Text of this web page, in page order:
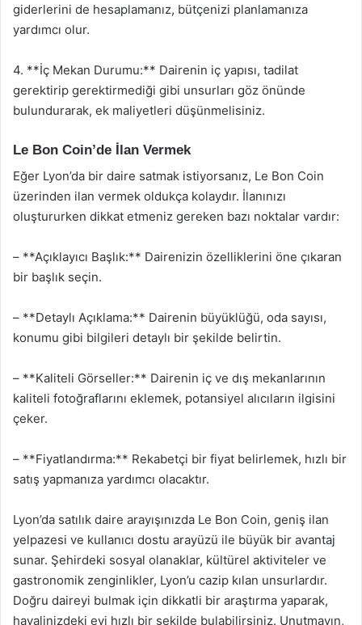
giderlerini de hesaplamanız, bütçenizi planlamanıza
yardımcı olur.
4. **İç Mekan Durumu:** Dairenin iç yapısı, tadilat
gerektirip gerektirmediği gibi unsurları göz önünde
bulundurarak, ek maliyetleri düşünmelisiniz.
Le Bon Coin’de İlan Vermek
Eğer Lyon’da bir daire satmak istiyorsanız, Le Bon Coin
üzerinden ilan vermek oldukça kolaydır. İlanınızı
oluştururken dikkat etmeniz gereken bazı noktalar vardır:
– **Açıklayıcı Başlık:** Dairenizin özelliklerini öne çıkaran
bir başlık seçin.
– **Detaylı Açıklama:** Dairenin büyüklüğü, oda sayısı,
konumu gibi bilgileri detaylı bir şekilde belirtin.
– **Kaliteli Görseller:** Dairenin iç ve dış mekanlarının
kaliteli fotoğraflarını eklemek, potansiyel alıcıların ilgisini
çeker.
– **Fiyatlandırma:** Rekabetçi bir fiyat belirlemek, hızlı bir
satış yapmanıza yardımcı olacaktır.
Lyon’da satılık daire arayışınızda Le Bon Coin, geniş ilan
yelpazesi ve kullanıcı dostu arayüzü ile büyük bir avantaj
sunar. Şehirdeki sosyal olanaklar, kültürel aktiviteler ve
gastronomik zenginlikler, Lyon’u cazip kılan unsurlardır.
Doğru daireyi bulmak için dikkatli bir araştırma yaparak,
hayalinizdeki evi hızlı bir şekilde bulabilirsiniz. Unutmayın,